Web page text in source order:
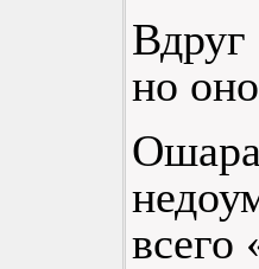
но
всего